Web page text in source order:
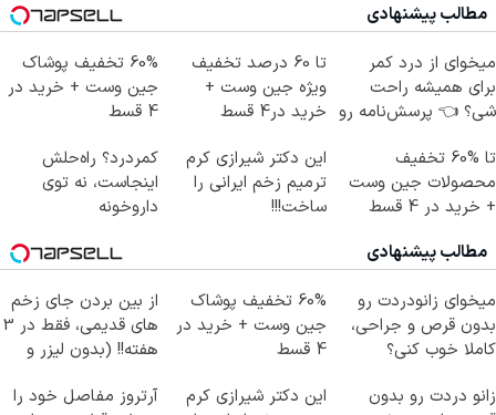
مطالب پیشنهادی
میخوای از درد کمر
برای همیشه راحت
شی؟ 👈 پرسش‌نامه رو
تا 60 درصد تخفیف
ویژه جین وست +
خرید در4 قسط
60% تخفیف پوشاک
جین وست + خرید در
4 قسط
تا %60 تخفیف
محصولات جین وست
+ خرید در 4 قسط
این دکتر شیرازی کرم
ترمیم زخم ایرانی را
ساخت!!!
کمردرد؟ راه‌حلش
اینجاست، نه توی
داروخونه
مطالب پیشنهادی
میخوای زانودردت رو
بدون قرص و جراحی،
کاملا خوب کنی؟
60% تخفیف پوشاک
جین وست + خرید در
4 قسط
از بین بردن جای زخم
های قدیمی، فقط در 3
هفته!! (بدون لیزر و
زانو دردت رو بدون
این دکتر شیرازی کرم
آرتروز مفاصل خود را